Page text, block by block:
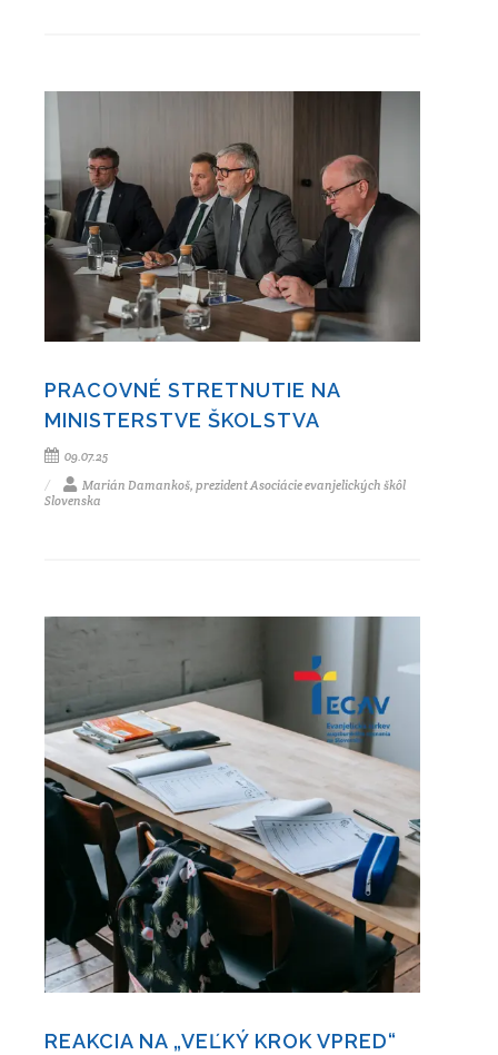
PRACOVNÉ STRETNUTIE NA
MINISTERSTVE ŠKOLSTVA
09.07.25
Marián Damankoš, prezident Asociácie evanjelických škôl
Slovenska
REAKCIA NA „VEĽKÝ KROK VPRED“